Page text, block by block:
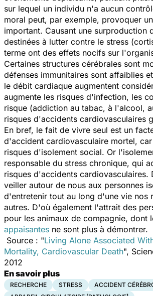
sur lequel un individu n'a aucun
moral peut, par exemple, provoquer
important. Causant une surproduction
destinées à lutter contre le stress
terme ont des effets nocifs sur
Certaines structures cérébrales sont
défenses immunitaires sont affaiblies
le débit cardiaque augmentent
augmente les risques d'infection, les
risque (addiction au tabac, à l'alcool,
risques d'accidents cardiovasculaires
En bref, le fait de vivre seul est un
d'accident cardiovasculaire mortel,
risques d'isolement social. Or
responsable du stress chronique, qui
risques d'accidents cardiovasculaires.
veiller autour de nous aux personnes
d'entretenir tout au long d'une vie nos
autres. D'où également l'attrait des
pour les animaux de compagnie, dont
appaisantes ne sont plus à démontrer.
Source : "Living Alone Associated
Mortality, Cardiovascular Death",
2012
En savoir plus
RECHERCHE STRESS
ACCIDENT